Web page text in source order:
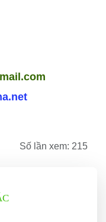
Số lần xem: 215